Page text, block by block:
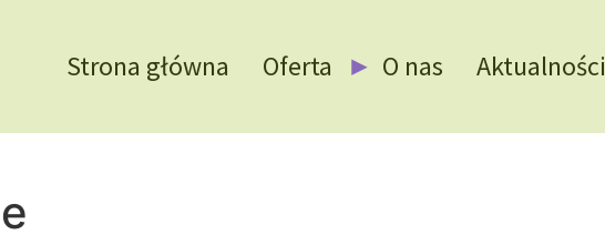
Strona główna Oferta O nas Aktualności